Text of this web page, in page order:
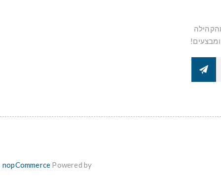
Powered by
nopCommerce